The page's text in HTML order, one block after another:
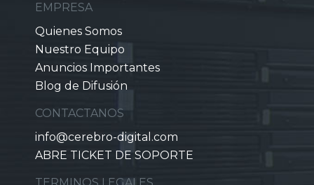
EMPRESA
Quienes Somos
Nuestro Equipo
Anuncios Importantes
Blog de Difusión
CONTACTANOS
info@cerebro-digital.com
ABRE TICKET DE SOPORTE